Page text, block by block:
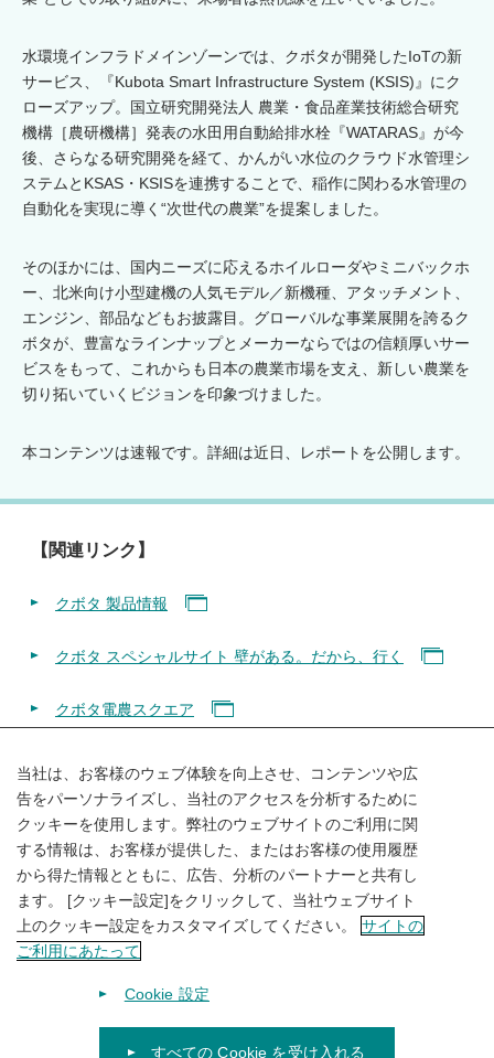
水環境インフラドメインゾーンでは、クボタが開発したIoTの新
サービス、『Kubota Smart Infrastructure System (KSIS)』にク
ローズアップ。国立研究開発法人 農業・食品産業技術総合研究
機構［農研機構］発表の水田用自動給排水栓『WATARAS』が今
後、さらなる研究開発を経て、かんがい水位のクラウド水管理シ
ステムとKSAS・KSISを連携することで、稲作に関わる水管理の
自動化を実現に導く“次世代の農業”を提案しました。
そのほかには、国内ニーズに応えるホイルローダやミニバックホ
ー、北米向け小型建機の人気モデル／新機種、アタッチメント、
エンジン、部品などもお披露目。グローバルな事業展開を誇るク
ボタが、豊富なラインナップとメーカーならではの信頼厚いサー
ビスをもって、これからも日本の農業市場を支え、新しい農業を
切り拓いていくビジョンを印象づけました。
本コンテンツは速報です。詳細は近日、レポートを公開します。
【関連リンク】
クボタ 製品情報
クボタ スペシャルサイト 壁がある。だから、行く
クボタ電農スクエア
SHARE
当社は、お客様のウェブ体験を向上させ、コンテンツや広
告をパーソナライズし、当社のアクセスを分析するために
クッキーを使用します。弊社のウェブサイトのご利用に関
する情報は、お客様が提供した、またはお客様の使用履歴
から得た情報とともに、広告、分析のパートナーと共有し
ます。 [クッキー設定]をクリックして、当社ウェブサイト
上のクッキー設定をカスタマイズしてください。
サイトの
ご利用にあたって
Cookie 設定
すべての Cookie を受け入れる